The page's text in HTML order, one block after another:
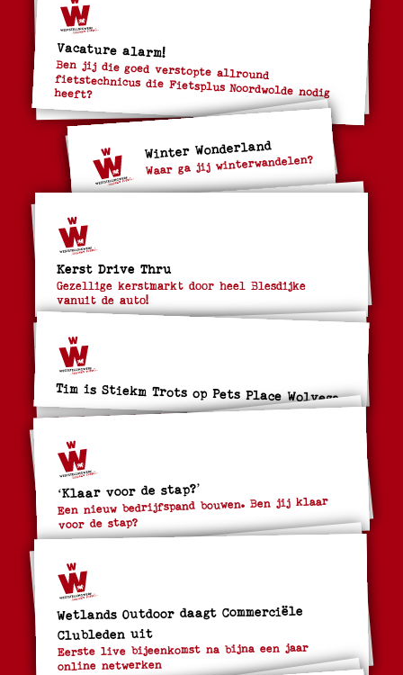
Vacature alarm!
Ben jij die goed verstopte allround
fietstechnicus die Fietsplus Noordwolde nodig heeft?
Winter Wonderland
Waar ga jij winterwandelen?
Kerst Drive Thru
Gezellige kerstmarkt door heel Blesdijke
vanuit de auto!
Tim is Stiekm Trots op Pets Place Wolvega
‘Klaar voor de stap?’
Een nieuw bedrijfspand bouwen. Ben jij klaar
voor de stap?
Wetlands Outdoor daagt Commerciële
Clubleden uit
Eerste live bijeenkomst na bijna een jaar
online netwerken